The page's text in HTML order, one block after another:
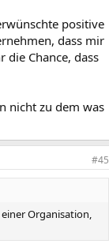
positive
dass mir
die Chance, dass
nicht zu dem was
#45
Organisation,